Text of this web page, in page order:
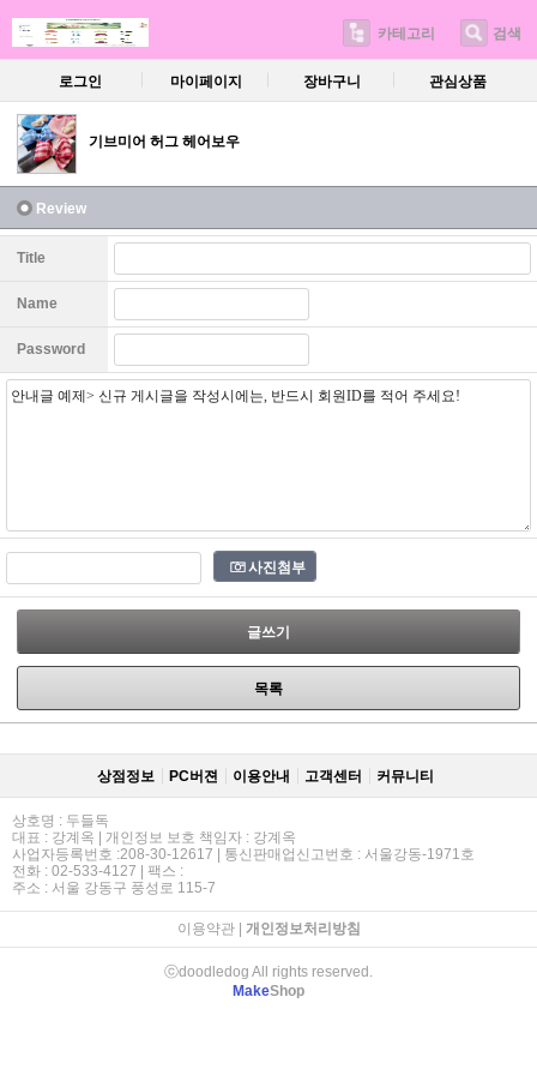
카테고리 검색
로그인 마이페이지 장바구니 관심상품
기브미어 허그 헤어보우
Review
Title
Name
Password
사진첨부
글쓰기
목록
상점정보 PC버젼 이용안내 고객센터 커뮤니티
상호명 : 두들독
대표 : 강계옥 | 개인정보 보호 책임자 : 강계옥
사업자등록번호 :208-30-12617 | 통신판매업신고번호 : 서울강동-1971호
전화 : 02-533-4127 | 팩스 :
주소 : 서울 강동구 풍성로 115-7
이용약관| 개인정보처리방침
ⓒdoodledog All rights reserved.
MakeShop